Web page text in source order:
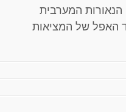
המערבית
האפל של המציאות